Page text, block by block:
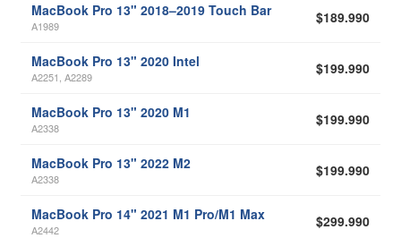
MacBook Pro 13" 2018–2019 Touch Bar
A1989 $189.990
MacBook Pro 13" 2020 Intel
A2251, A2289 $199.990
MacBook Pro 13" 2020 M1
A2338 $199.990
MacBook Pro 13" 2022 M2
A2338 $199.990
MacBook Pro 14" 2021 M1 Pro/M1 Max
A2442 $299.990